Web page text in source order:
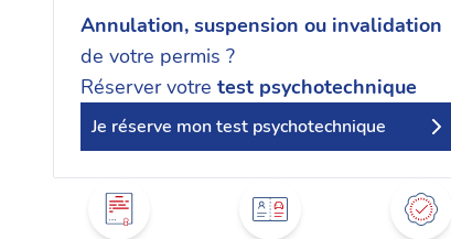
Annulation, suspension ou invalidation
de votre permis ?
Réserver votre test psychotechnique
Je réserve mon test psychotechnique